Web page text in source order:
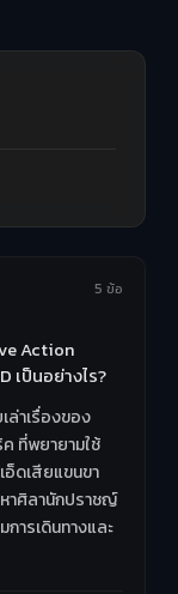
5 ข้อ
Action
เป็นอย่างไร?
ล่าเรื่องของ
ที่พยายามใช้
อ็ดเสียแขนขา
าศิลานักปราชญ์
ารเดินทางและ